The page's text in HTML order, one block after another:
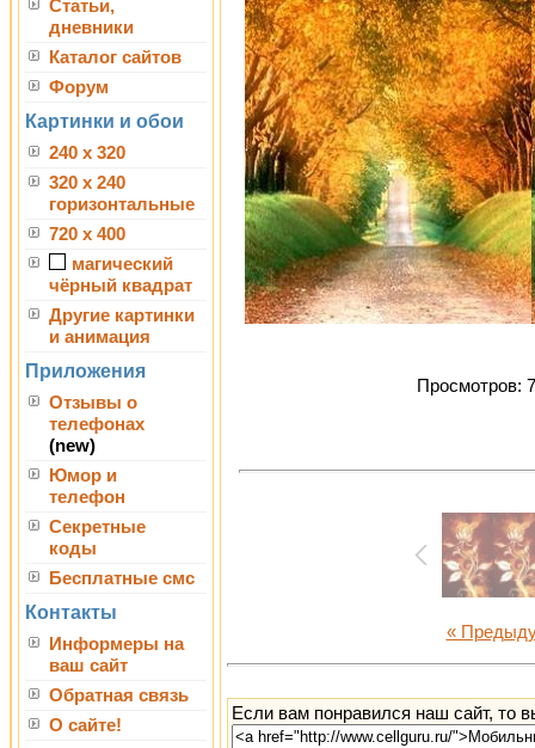
Статьи,
дневники
Каталог сайтов
Форум
Картинки и обои
240 x 320
320 x 240
горизонтальные
720 x 400
магический
чёрный квадрат
Другие картинки
и анимация
Приложения
Отзывы о
телефонах
(new)
Юмор и
телефон
Секретные
коды
Бесплатные смс
Контакты
Информеры на
ваш сайт
Обратная связь
О сайте!
Просмотров:
«
Если вам понравился наш сайт, то